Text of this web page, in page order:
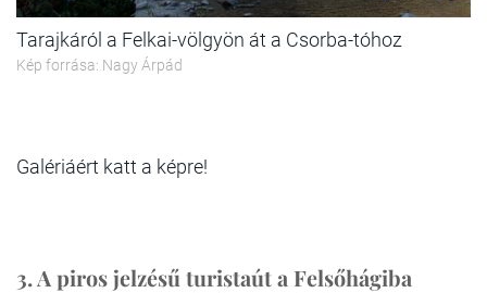
Tarajkáról a Felkai-völgyön át a Csorba-tóhoz
Kép forrása: Nagy Árpád
Galériáért katt a képre!
3. A piros jelzésű turistaút a Felsőhágiba